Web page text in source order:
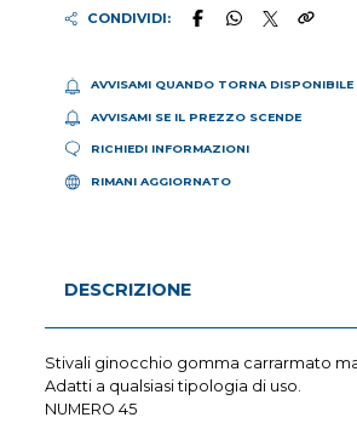
CONDIVIDI:
AVVISAMI QUANDO TORNA DISPONIBILE
AVVISAMI SE IL PREZZO SCENDE
RICHIEDI INFORMAZIONI
RIMANI AGGIORNATO
DESCRIZIONE
Stivali ginocchio gomma carrarmato
Adatti a qualsiasi tipologia di uso.
NUMERO 45